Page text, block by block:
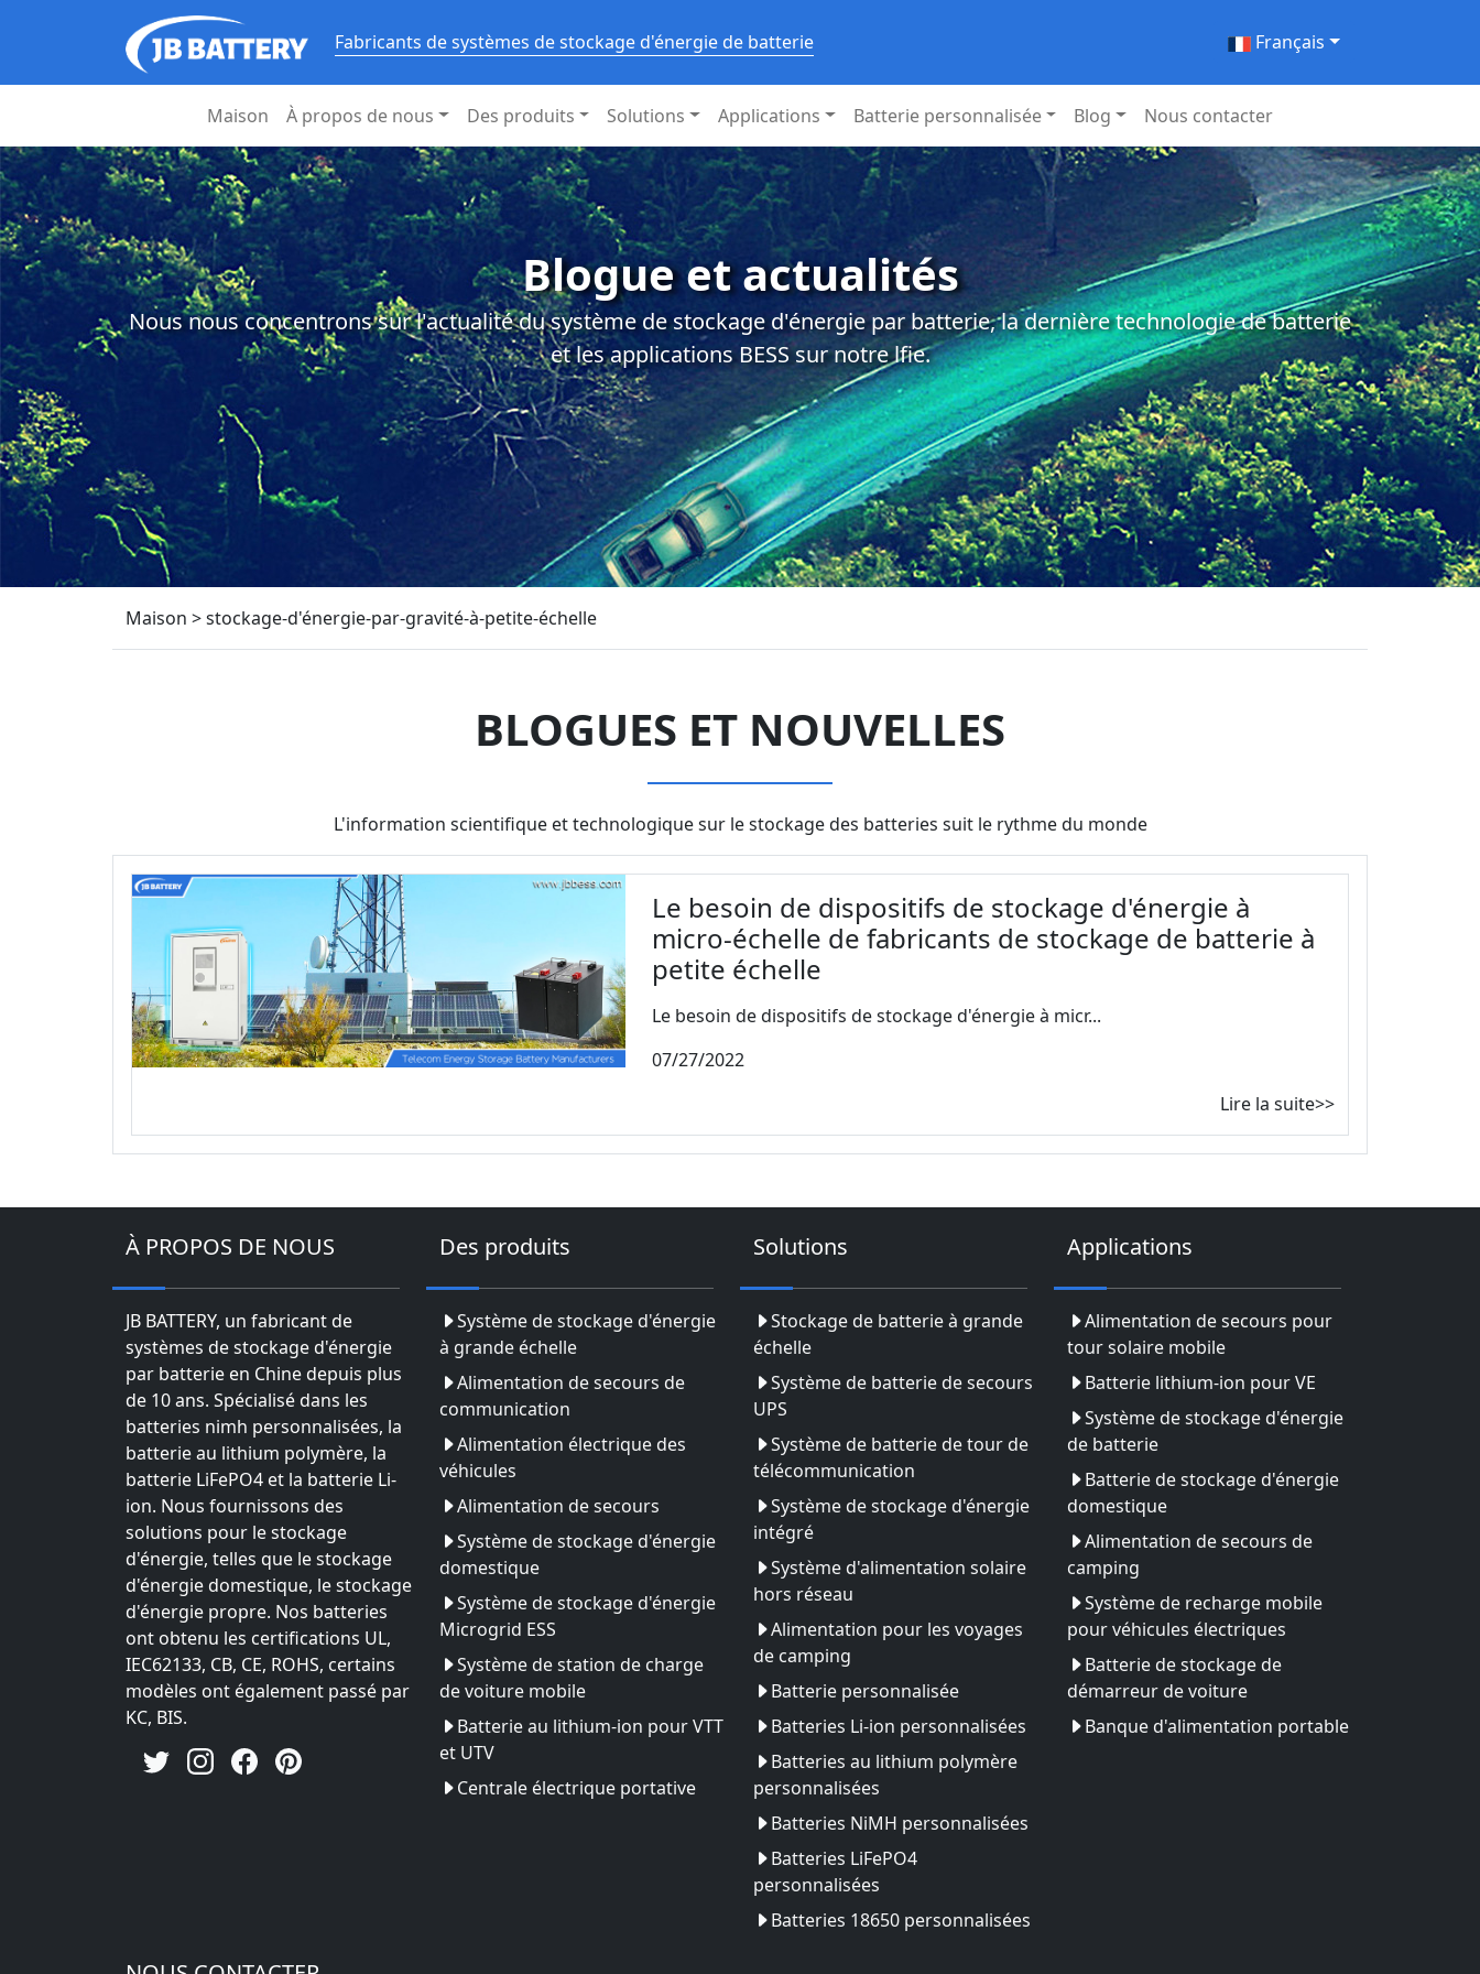
Fabricants de systèmes de stockage d'énergie de batterie Français
Maison À propos de nous Des produits Solutions Applications Batterie personnalisée Blog Nous contacter
Blogue et actualités
Nous nous concentrons sur l'actualité du système de stockage d'énergie par batterie, la dernière technologie de batterie
et les applications BESS sur notre lfie.
Maison >stockage-d'énergie-par-gravité-à-petite-échelle
BLOGUES ET NOUVELLES
L'information scientifique et technologique sur le stockage des batteries suit le rythme du monde
Le besoin de dispositifs de stockage d'énergie à
micro-échelle de fabricants de stockage de batterie à
petite échelle
Le besoin de dispositifs de stockage d'énergie à micr...
07/27/2022
Lire la suite>>
À PROPOS DE NOUS
JB BATTERY, un fabricant de
systèmes de stockage d'énergie
par batterie en Chine depuis plus
de 10 ans. Spécialisé dans les
batteries nimh personnalisées, la
batterie au lithium polymère, la
batterie LiFePO4 et la batterie Li-
ion. Nous fournissons des
solutions pour le stockage
d'énergie, telles que le stockage
d'énergie domestique, le stockage
d'énergie propre. Nos batteries
ont obtenu les certifications UL,
IEC62133, CB, CE, ROHS, certains
modèles ont également passé par
KC, BIS.
Des produits
Système de stockage d'énergie
à grande échelle
Alimentation de secours de
communication
Alimentation électrique des
véhicules
Alimentation de secours
Système de stockage d'énergie
domestique
Système de stockage d'énergie
Microgrid ESS
Système de station de charge
de voiture mobile
Batterie au lithium-ion pour VTT
et UTV
Centrale électrique portative
Solutions
Stockage de batterie à grande
échelle
Système de batterie de secours
UPS
Système de batterie de tour de
télécommunication
Système de stockage d'énergie
intégré
Système d'alimentation solaire
hors réseau
Alimentation pour les voyages
de camping
Batterie personnalisée
Batteries Li-ion personnalisées
Batteries au lithium polymère
personnalisées
Batteries NiMH personnalisées
Batteries LiFePO4
personnalisées
Batteries 18650 personnalisées
Applications
Alimentation de secours pour
tour solaire mobile
Batterie lithium-ion pour VE
Système de stockage d'énergie
de batterie
Batterie de stockage d'énergie
domestique
Alimentation de secours de
camping
Système de recharge mobile
pour véhicules électriques
Batterie de stockage de
démarreur de voiture
Banque d'alimentation portable